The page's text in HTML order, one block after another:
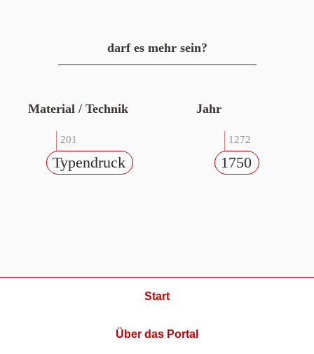
darf es mehr sein?
Material / Technik
201
Typendruck
Jahr
1272
1750
Start
Über das Portal